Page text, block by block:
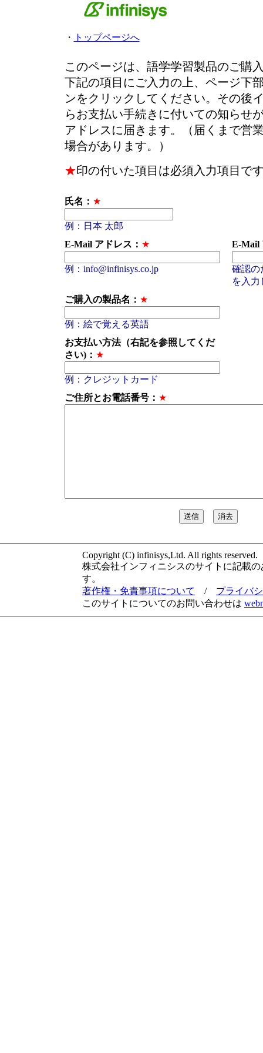
・ トップページへ
このページは、語学学習製品のご購
下記の項目にご入力の上、ページ下
ンをクリックしてください。その後
らお支払い手続きに付いての知らせ
アドレスに届きます。（届くまで営
場合があります。）
★印の付いた項目は必須入力項目で
氏名： ★
例：日本 太郎
E-Mail アドレス： ★ E-Mail
例：info@infinisys.co.jp
確認の
を入力
ご購入の製品名： ★
例：絵で覚える英語
お支払い方法（右記を参照してくだ
さい)： ★
例：クレジットカード
ご住所とお電話番号： ★
Copyright (C) infinisys,Ltd. All rights reserved.
株式会社インフィニシスのサイトに記載
す。
著作権・免責事項について
/ プライバ
このサイトについてのお問い合わせは